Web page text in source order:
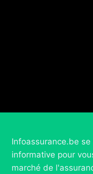
Infoassurance.be
informative pour
marché de